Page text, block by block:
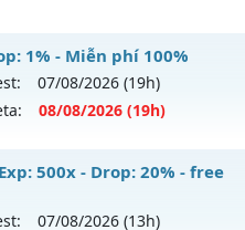
1% - Miễn phí 100%
07/08/2026 (19h)
08/08/2026 (19h)
chủlegend vào 19h ngày
500x - Drop: 20% - free
07/08/2026 (13h)